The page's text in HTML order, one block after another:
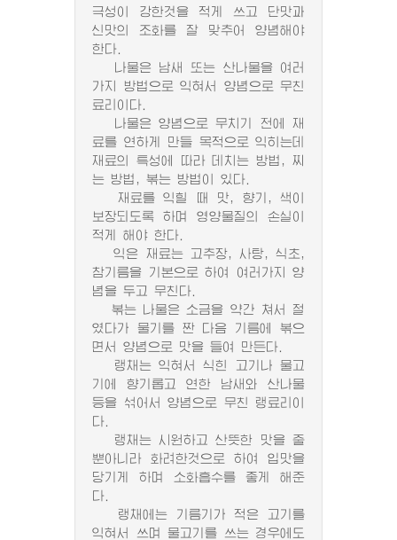
극성이 강한것을 적게 쓰고 단맛과
신맛의 조화를 잘 맞추어 양념해야
한다.
나물은 남새 또는 산나물을 여러
가지 방법으로 익혀서 양념으로 무친
료리이다.
나물은 양념으로 무치기 전에 재
료를 연하게 만들 목적으로 익히는데
재료의 특성에 따라 데치는 방법, 찌
는 방법, 볶는 방법이 있다.
재료를 익힐 때 맛, 향기, 색이
보장되도록 하며 영양물질의 손실이
적게 해야 한다.
익은 재료는 고추장, 사탕, 식초,
참기름을 기본으로 하여 여러가지 양
념을 두고 무친다.
볶는 나물은 소금을 약간 쳐서 절
였다가 물기를 짠 다음 기름에 볶으
면서 양념으로 맛을 들여 만든다.
랭채는 익혀서 식힌 고기나 물고
기에 향기롭고 연한 남새와 산나물
등을 섞어서 양념으로 무친 랭료리이
다.
랭채는 시원하고 산뜻한 맛을 줄
뿐아니라 화려한것으로 하여 입맛을
당기게 하며 소화흡수를 좋게 해준
다.
랭채에는 기름기가 적은 고기를
익혀서 쓰며 물고기를 쓰는 경우에도